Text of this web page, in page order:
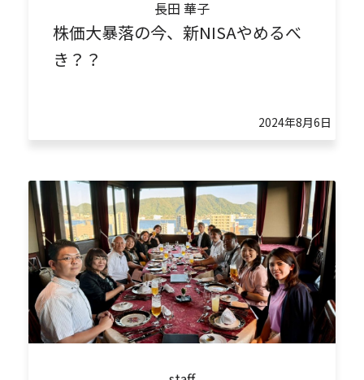
長田 華子
株価大暴落の今、新NISAやめるべ
き？？
2024年8月6日